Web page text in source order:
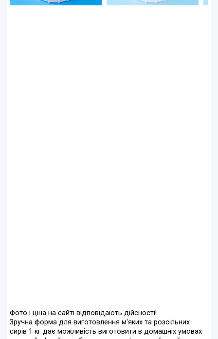
Фото і ціна на сайті відповідають дійсності!
Зручна форма для виготовлення м'яких та розсільних
сирів 1 кг дає можливість виготовити в домашніх умовах